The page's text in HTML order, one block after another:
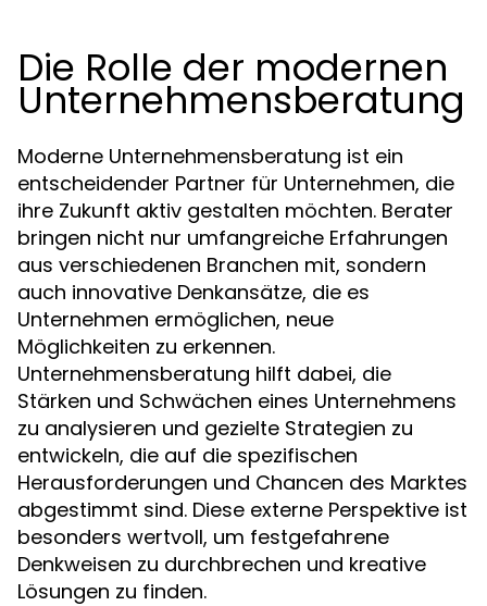
Die Rolle der modernen
Unternehmensberatung
Moderne Unternehmensberatung ist ein
entscheidender Partner für Unternehmen, die
ihre Zukunft aktiv gestalten möchten. Berater
bringen nicht nur umfangreiche Erfahrungen
aus verschiedenen Branchen mit, sondern
auch innovative Denkansätze, die es
Unternehmen ermöglichen, neue
Möglichkeiten zu erkennen.
Unternehmensberatung hilft dabei, die
Stärken und Schwächen eines Unternehmens
zu analysieren und gezielte Strategien zu
entwickeln, die auf die spezifischen
Herausforderungen und Chancen des Marktes
abgestimmt sind. Diese externe Perspektive ist
besonders wertvoll, um festgefahrene
Denkweisen zu durchbrechen und kreative
Lösungen zu finden.